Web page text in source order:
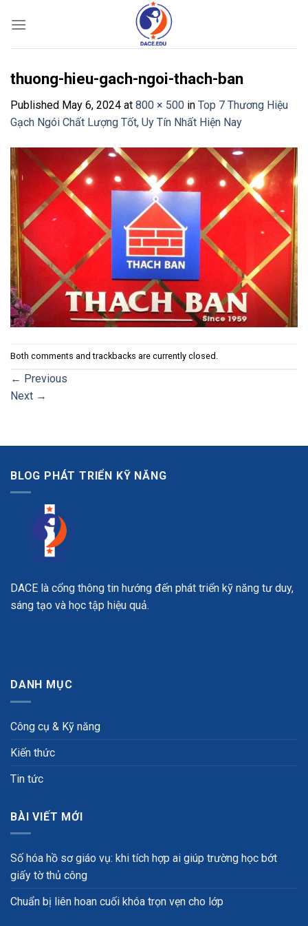
thuong-hieu-gach-ngoi-thach-ban
Published May 6, 2024 at 800 × 500 in Top 7 Thương Hiệu
Gạch Ngói Chất Lượng Tốt, Uy Tín Nhất Hiện Nay
Both comments and trackbacks are currently closed.
← Previous
Next →
BLOG PHÁT TRIỂN KỸ NĂNG
DACE là cổng thông tin hướng đến phát triển kỹ năng tư duy,
sáng tạo và học tập hiệu quả.
DANH MỤC
Công cụ & Kỹ năng
Kiến thức
Tin tức
BÀI VIẾT MỚI
Số hóa hồ sơ giáo vụ: khi tích hợp ai giúp trường học bớt
giấy tờ thủ công
Chuẩn bị liên hoan cuối khóa trọn vẹn cho lớp